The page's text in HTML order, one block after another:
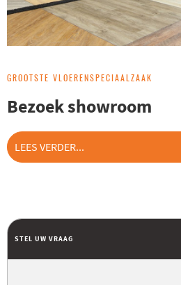
GROOTSTE VLOERENSPECIAALZAAK
Bezoek showroom
LEES VERDER...
STEL UW VRAAG